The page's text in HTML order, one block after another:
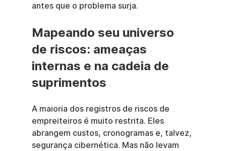
antes que o problema surja.
Mapeando seu universo
de riscos: ameaças
internas e na cadeia de
suprimentos
A maioria dos registros de riscos de
empreiteiros é muito restrita. Eles
abrangem custos, cronogramas e, talvez,
segurança cibernética. Mas não levam